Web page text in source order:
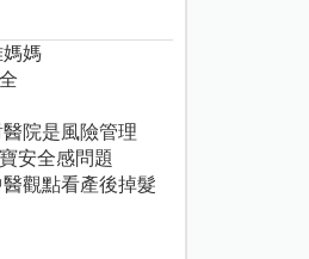
媽
院是風險管理
安全感問題
觀點看產後掉髮